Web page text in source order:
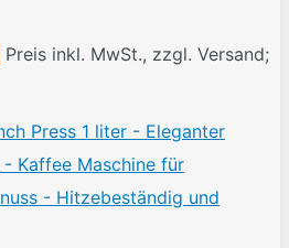
Preis inkl. MwSt., zzgl. Versand;